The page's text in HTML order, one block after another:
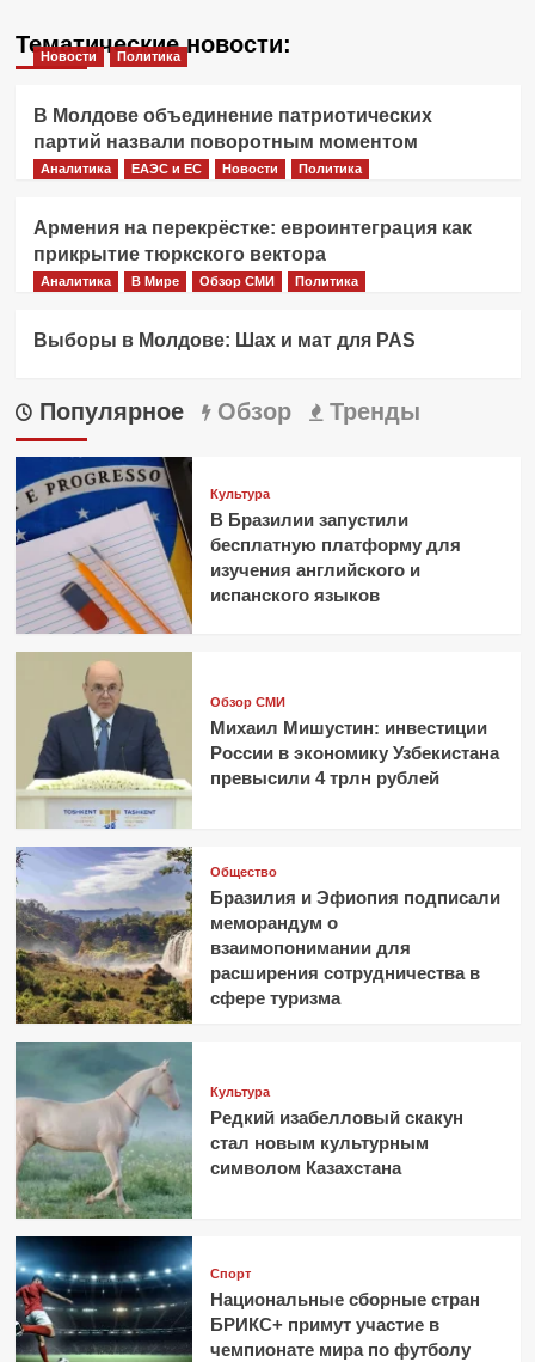
Тематические новости:
Новости Политика
В Молдове объединение патриотических
партий назвали поворотным моментом
Аналитика ЕАЭС и ЕС Новости Политика
Армения на перекрёстке: евроинтеграция как
прикрытие тюркского вектора
Аналитика В Мире Обзор СМИ Политика
Выборы в Молдове: Шах и мат для PAS
Популярное Обзор Тренды
Культура
В Бразилии запустили
бесплатную платформу для
изучения английского и
испанского языков
Обзор СМИ
Михаил Мишустин: инвестиции
России в экономику Узбекистана
превысили 4 трлн рублей
Общество
Бразилия и Эфиопия подписали
меморандум о
взаимопонимании для
расширения сотрудничества в
сфере туризма
Культура
Редкий изабелловый скакун
стал новым культурным
символом Казахстана
Спорт
Национальные сборные стран
БРИКС+ примут участие в
чемпионате мира по футболу